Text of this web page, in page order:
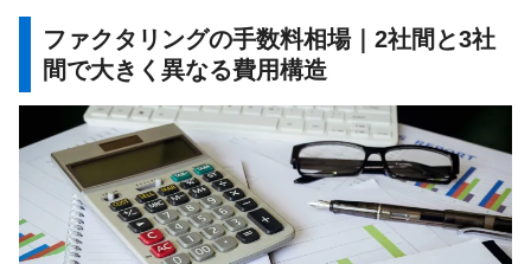
ファクタリングの手数料相場｜2社間と3社
間で大きく異なる費用構造